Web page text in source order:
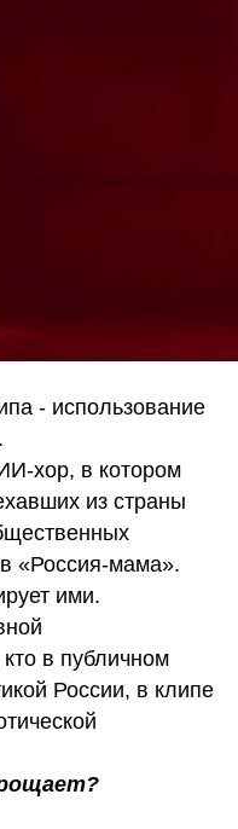
- использование
хор, в котором
из страны
«Россия-мама».
ими.
в публичном
России, в клипе